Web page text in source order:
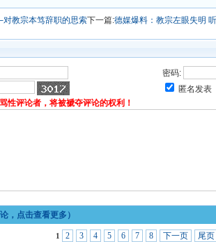
教宗本笃辞职的思索下一篇:德媒爆料：教宗左眼失明
密码:
匿名发表
性评论者，将被褫夺评论的权利！
，点击查看更多）
1 2 3 4 5 6 7 8 下一页 尾页